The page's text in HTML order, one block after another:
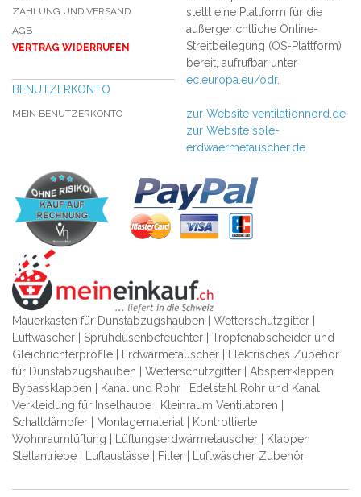
ZAHLUNG UND VERSAND
AGB
VERTRAG WIDERRUFEN
BENUTZERKONTO
MEIN BENUTZERKONTO
stellt eine Plattform für die
außergerichtliche Online-
Streitbeilegung (OS-Plattform)
bereit, aufrufbar unter
ec.europa.eu/odr.
zur Website ventilationnord.de
zur Website sole-
erdwaermetauscher.de
Mauerkasten für Dunstabzugshauben | Wetterschutzgitter |
Luftwäscher | Sprühdüsenbefeuchter | Tropfenabscheider und
Gleichrichterprofile | Erdwärmetauscher | Elektrisches Zubehör
für Dunstabzugshauben | Wetterschutzgitter | Absperrklappen
Bypassklappen | Kanal und Rohr | Edelstahl Rohr und Kanal
Verkleidung für Inselhaube | Kleinraum Ventilatoren |
Schalldämpfer | Montagematerial | Kontrollierte
Wohnraumlüftung | Lüftungserdwärmetauscher | Klappen
Stellantriebe | Luftauslässe | Filter | Luftwäscher Zubehör